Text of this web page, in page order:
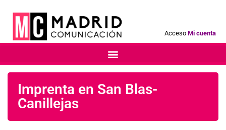
Acceso Mi cuenta
Imprenta en San Blas-
Canillejas